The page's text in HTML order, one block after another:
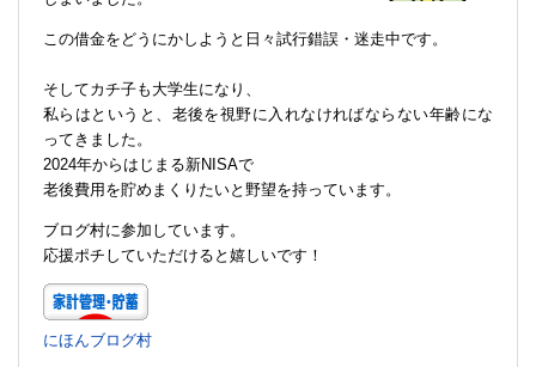
この借金をどうにかしようと日々試行錯誤・迷走中です。
そしてカチ子も大学生になり、
私らはというと、老後を視野に入れなければならない年齢にな
ってきました。
2024年からはじまる新NISAで
老後費用を貯めまくりたいと野望を持っています。
ブログ村に参加しています。
応援ポチしていただけると嬉しいです！
にほんブログ村